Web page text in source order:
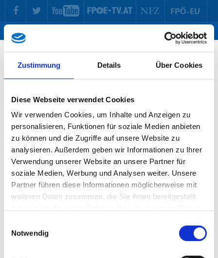
Zustimmung Details Über Cookies
Diese Webseite verwendet Cookies
Wir verwenden Cookies, um Inhalte und Anzeigen zu
personalisieren, Funktionen für soziale Medien anbieten
zu können und die Zugriffe auf unsere Website zu
analysieren. Außerdem geben wir Informationen zu Ihrer
Verwendung unserer Website an unsere Partner für
soziale Medien, Werbung und Analysen weiter. Unsere
Partner führen diese Informationen möglicherweise mit
weiteren Daten zusammen, die Sie ihnen bereitgestellt
Notwendig
zur Hauptnavigation springen
zum Inhalt springen
Seite nicht gefunden!